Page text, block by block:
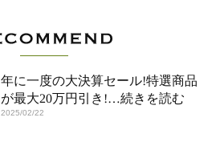
年に一度の大決算セール!特選商品
が最大20万円引き!…続きを読む
2025/02/22